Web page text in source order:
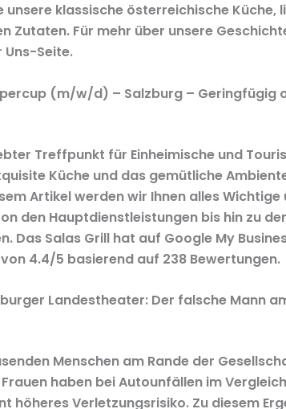
unsere klassische österreichische Küche,
Zutaten. Für mehr über unsere
Uns-Seite.
(m/w/d) – Salzburg – Geringfügig
Treffpunkt für Einheimische und
Küche und das gemütliche
Artikel werden wir Ihnen alles Wichtige
den Hauptdienstleistungen bis hin zu
Das Salas Grill hat auf Google My
4.4/5 basierend auf 238 Bewertungen.
Landestheater: Der falsche Mann
Menschen am Rande der
haben bei Autounfällen im
höheres Verletzungsrisiko. Zu diesem